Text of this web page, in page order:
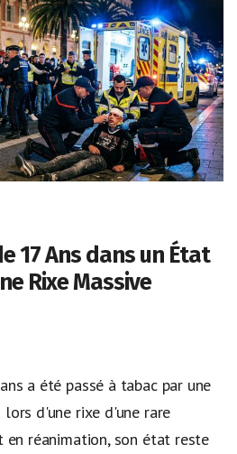
17 Ans dans un État
Rixe Massive
a été passé à tabac par une
d'une rixe d'une rare
en réanimation, son état reste